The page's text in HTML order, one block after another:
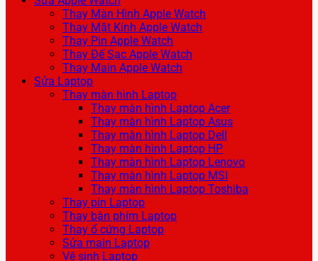
Thay Màn Hình Apple Watch
Thay Mặt Kính Apple Watch
Thay Pin Apple Watch
Thay Đế Sạc Apple Watch
Thay Main Apple Watch
Sửa Laptop
Thay màn hình Laptop
Thay màn hình Laptop Acer
Thay màn hình Laptop Asus
Thay màn hình Laptop Dell
Thay màn hình Laptop HP
Thay màn hình Laptop Lenovo
Thay màn hình Laptop MSI
Thay màn hình Laptop Toshiba
Thay pin Laptop
Thay bàn phím Laptop
Thay ổ cứng Laptop
Sửa main Laptop
Vệ sinh Laptop